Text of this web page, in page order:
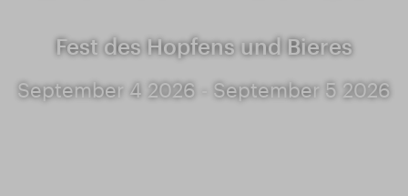
Fest des Hopfens und Bieres
September 4 2026 - September 5 2026